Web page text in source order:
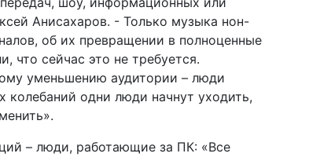
Анисахаров. - Только музыка нон-
об их превращении в полноценные
что сейчас это не требуется.
уменьшению аудитории – люди
одни люди начнут уходить,
– люди, работающие за ПК: «Все